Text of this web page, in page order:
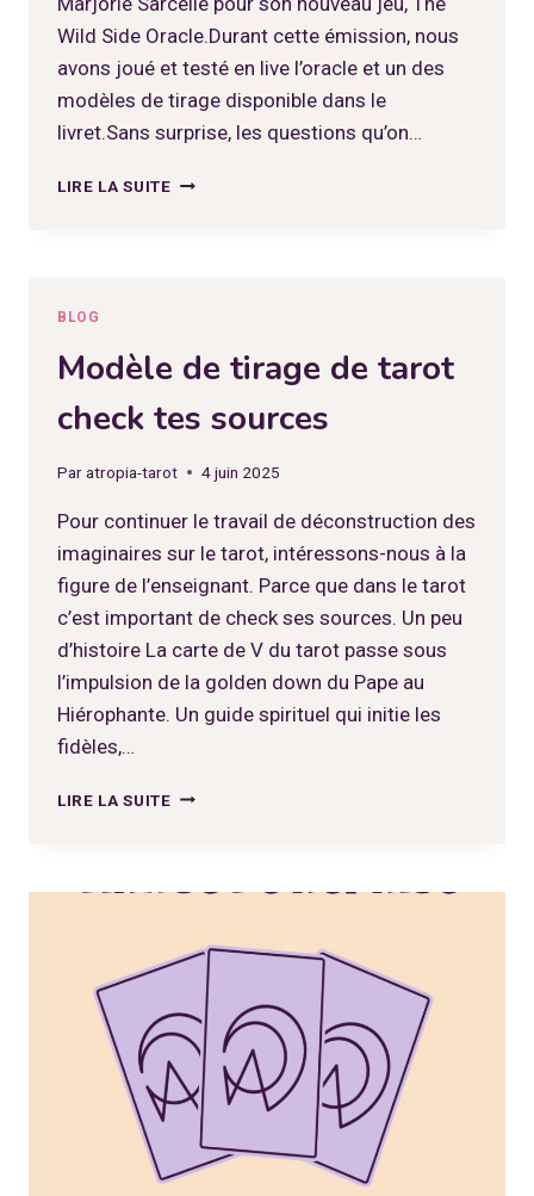
Wild Side Oracle.Durant cette émission, nous
avons joué et testé en live l’oracle et un des
modèles de tirage disponible dans le
livret.Sans surprise, les questions qu’on…
LIRE LA SUITETIRAGE
BLOG
Modèle de tirage de tarot
check tes sources
Paratropia-tarot 4 juin 2025
Pour continuer le travail de déconstruction des
imaginaires sur le tarot, intéressons-nous à la
figure de l’enseignant. Parce que dans le tarot
c’est important de check ses sources. Un peu
d’histoire La carte de V du tarot passe sous
l’impulsion de la golden down du Pape au
Hiérophante. Un guide spirituel qui initie les
fidèles,…
LIRE LA SUITEMODÈLE
TAROT
SOURCES